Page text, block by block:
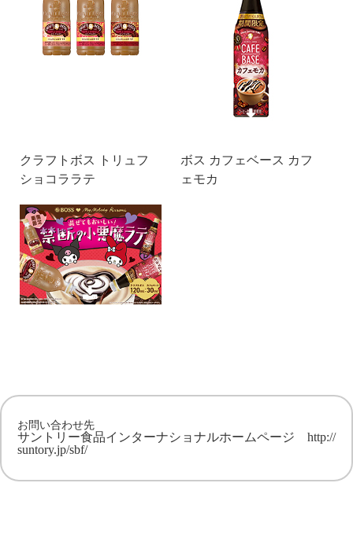
クラフトボス トリュフ
ショコララテ
ボス カフェベース カフ
ェモカ
お問い合わせ先
サントリー食品インターナショナルホームページ http://
suntory.jp/sbf/